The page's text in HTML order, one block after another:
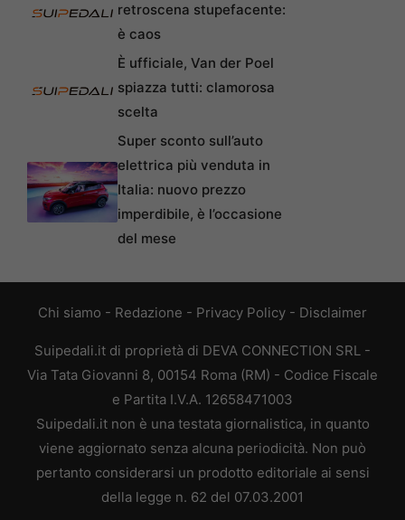
retroscena stupefacente:
è caos
È ufficiale, Van der Poel
spiazza tutti: clamorosa
scelta
Super sconto sull’auto
elettrica più venduta in
Italia: nuovo prezzo
imperdibile, è l’occasione
del mese
Chi siamo - Redazione - Privacy Policy - Disclaimer
Suipedali.it di proprietà di DEVA CONNECTION SRL -
Via Tata Giovanni 8, 00154 Roma (RM) - Codice Fiscale
e Partita I.V.A. 12658471003
Suipedali.it non è una testata giornalistica, in quanto
viene aggiornato senza alcuna periodicità. Non può
pertanto considerarsi un prodotto editoriale ai sensi
della legge n. 62 del 07.03.2001